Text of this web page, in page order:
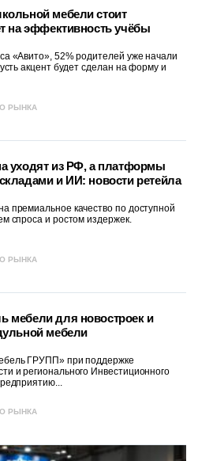
мебели стоит
на эффективность учёбы
«Авито», 52% родителей уже начали
акцент будет сделан на форму и
РЫНКА
уходят из РФ, а платформы
и ИИ: новости ретейла
премиальное качество по доступной
спроса и ростом издержек.
РЫНКА
мебели для новостроек и
мебели
ГРУПП» при поддержке
и регионального Инвестиционного
РЫНКА